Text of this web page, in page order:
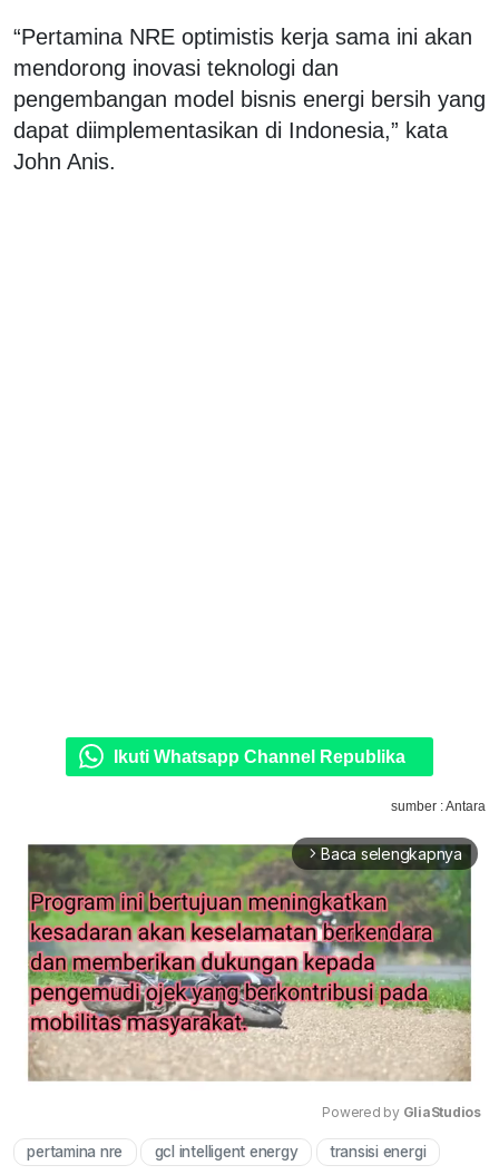
“Pertamina NRE optimistis kerja sama ini akan
mendorong inovasi teknologi dan
pengembangan model bisnis energi bersih yang
dapat diimplementasikan di Indonesia,” kata
John Anis.
Ikuti Whatsapp Channel Republika
sumber : Antara
arrow_forward_ios Baca selengkapnya
Mute
Powered by GliaStudios
pertamina nre gcl intelligent energy transisi energi